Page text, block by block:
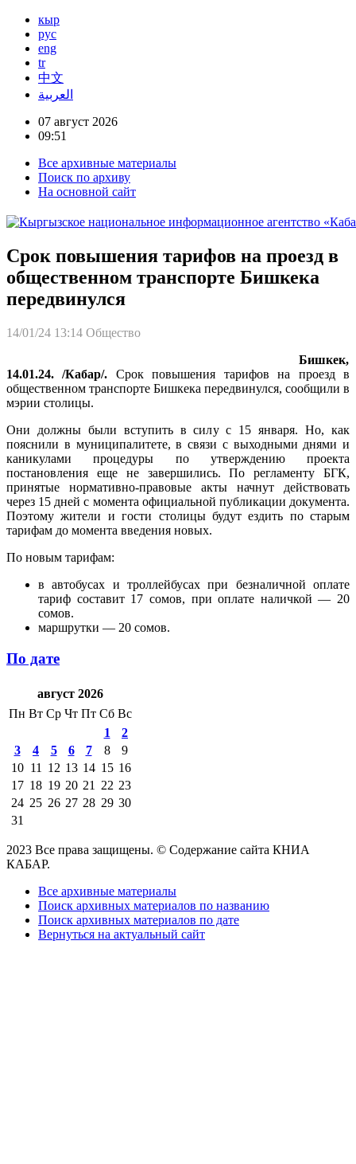
кыр
рус
eng
tr
中文
العربية
07 август 2026
09:51
Все архивные материалы
Поиск по архиву
На основной сайт
Срок повышения тарифов на проезд в
общественном транспорте Бишкека
передвинулся
14/01/24 13:14 Общество
Бишкек,
14.01.24. /Кабар/. Срок повышения тарифов на проезд в
общественном транспорте Бишкека передвинулся, сообщили в
мэрии столицы.
Они должны были вступить в силу с 15 января. Но, как
пояснили в муниципалитете, в связи с выходными днями и
каникулами процедуры по утверждению проекта
постановления еще не завершились. По регламенту БГК,
принятые нормативно-правовые акты начнут действовать
через 15 дней с момента официальной публикации документа.
Поэтому жители и гости столицы будут ездить по старым
тарифам до момента введения новых.
По новым тарифам:
в автобусах и троллейбусах при безналичной оплате
тариф составит 17 сомов, при оплате наличкой — 20
сомов.
маршрутки — 20 сомов.
По дате
август 2026
Пн Вт Ср Чт Пт Сб Вс
1
2
3
4 5 6 7 8
9
10 11 12 13 14 15 16
17 18 19 20 21 22 23
24 25 26 27 28 29 30
31
2023 Все права защищены. © Содержание сайта КНИА
КАБАР.
Все архивные материалы
Поиск архивных материалов по названию
Поиск архивных материалов по дате
Вернуться на актуальный сайт